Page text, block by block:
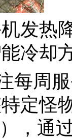
发热
冷却
每周
定怪
，通